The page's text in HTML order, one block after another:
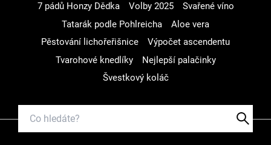
7 pádů Honzy Dědka
Volby 2025
Svařené víno
Tatarák podle Pohlreicha
Aloe vera
Pěstování lichořeřišnice
Výpočet ascendentu
Tvarohové knedlíky
Nejlepší palačinky
Švestkový koláč